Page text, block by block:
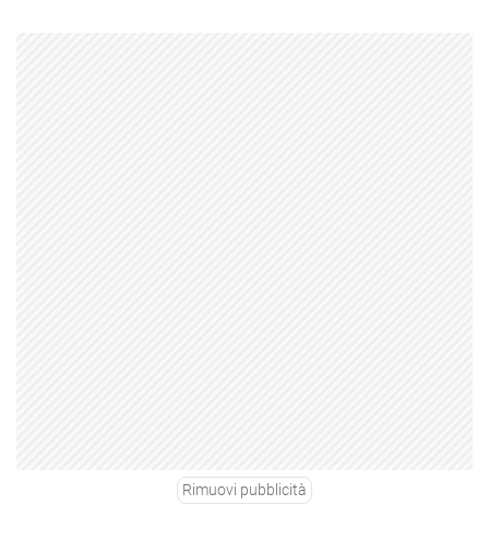
Rimuovi pubblicità